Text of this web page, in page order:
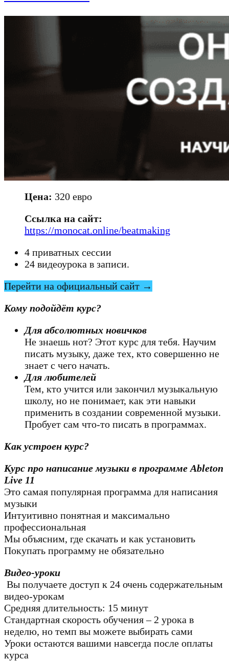
Цена: 320 евро
Ссылка на сайт:
https://monocat.online/beatmaking
4 приватных сессии
24 видеоурока в записи.
Перейти на официальный сайт →
Кому подойдёт курс?
Для абсолютных новичков
Не знаешь нот? Этот курс для тебя. Научим
писать музыку, даже тех, кто совершенно не
знает с чего начать.
Для любителей
Тем, кто учится или закончил музыкальную
школу, но не понимает, как эти навыки
применить в создании современной музыки.
Пробует сам что-то писать в программах.
Как устроен курс?
Курс про написание музыки в программе Ableton
Live 11
Это самая популярная программа для написания
музыки
Интуитивно понятная и максимально
профессиональная
Мы объясним, где скачать и как установить
Покупать программу не обязательно
Видео-уроки
Вы получаете доступ к 24 очень содержательным
видео-урокам
Средняя длительность: 15 минут
Стандартная скорость обучения – 2 урока в
неделю, но темп вы можете выбирать сами
Уроки остаются вашими навсегда после оплаты
курса